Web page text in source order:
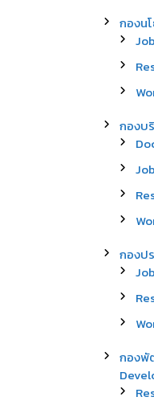
กองน
กองบ
กองป
กองพั